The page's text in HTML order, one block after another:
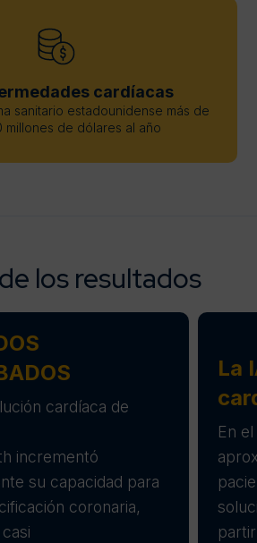
cardíacas
sanitario estadounidense más de
millones de dólares al año
los resultados
cardíaca de
incrementó
su capacidad para
coronaria,
La
En